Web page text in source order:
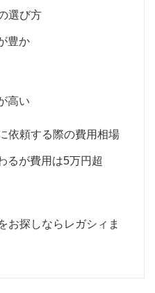
選び方
豊か
高い
依頼する際の費用相場
るが費用は5万円超
お探しならレガシィま